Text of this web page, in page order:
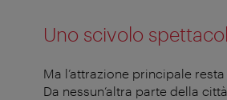
Uno scivolo
Ma l’attrazione principale
Da nessun’altra parte della